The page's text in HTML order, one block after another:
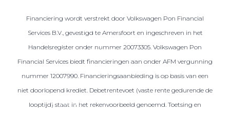
Veelgestelde vragen
Aanbod elektrisch
Škoda
Financiering wordt verstrekt door Volkswagen Pon Financial
Services B.V., gevestigd te Amersfoort en ingeschreven in het
Handelsregister onder nummer 20073305. Volkswagen Pon
Financial Services biedt financieringen aan onder AFM vergunning
nummer 12007990. Financieringsaanbieding is op basis van een
niet doorlopend krediet. Debetrentevoet (vaste rente gedurende de
looptijd) staat in het rekenvoorbeeld genoemd. Toetsing en